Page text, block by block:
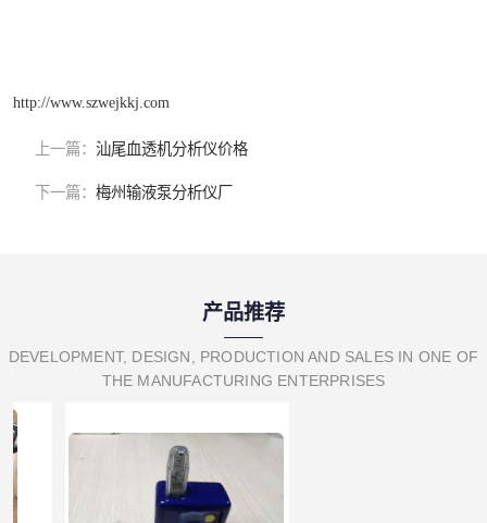
http://www.szwejkkj.com
上一篇： 汕尾血透机分析仪价格
下一篇： 梅州输液泵分析仪厂
产品推荐
DEVELOPMENT, DESIGN, PRODUCTION AND SALES IN ONE OF
THE MANUFACTURING ENTERPRISES